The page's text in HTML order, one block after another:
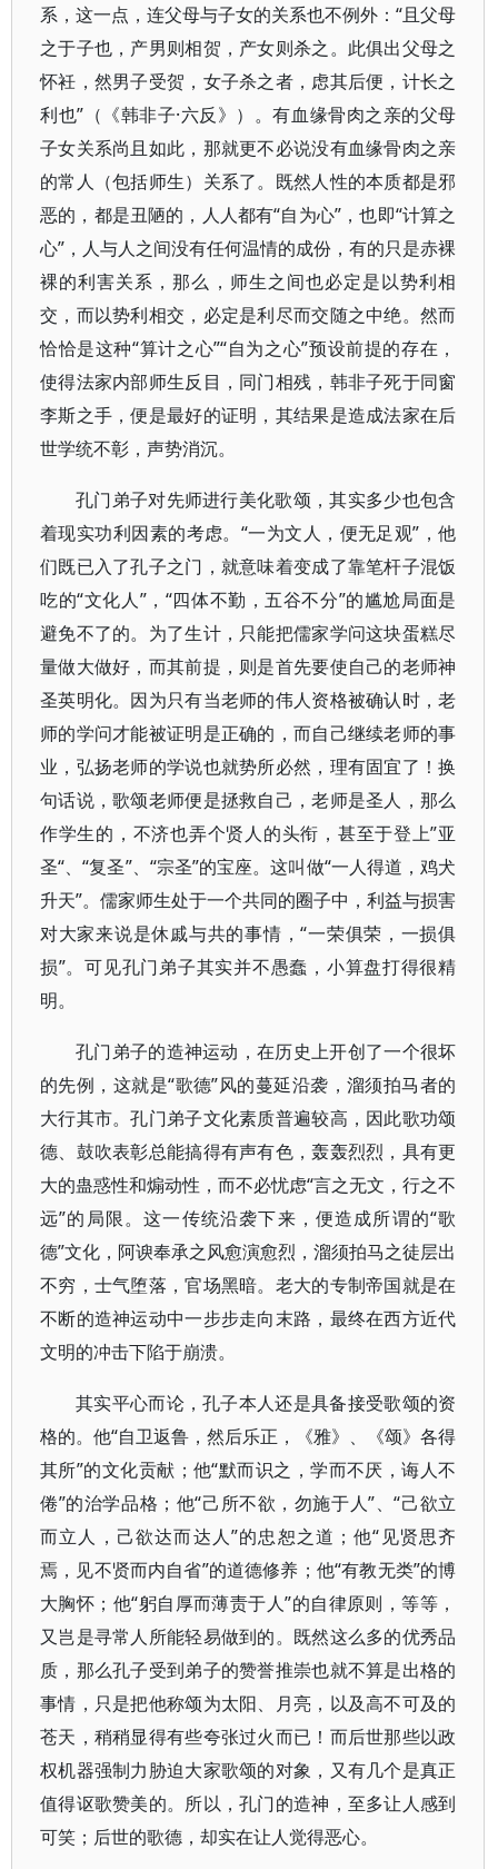
系，这一点，连父母与子女的关系也不例外：“且父母
之于子也，产男则相贺，产女则杀之。此俱出父母之
怀衽，然男子受贺，女子杀之者，虑其后便，计长之
利也”（《韩非子·六反》）。有血缘骨肉之亲的父母
子女关系尚且如此，那就更不必说没有血缘骨肉之亲
的常人（包括师生）关系了。既然人性的本质都是邪
恶的，都是丑陋的，人人都有“自为心”，也即“计算之
心”，人与人之间没有任何温情的成份，有的只是赤裸
裸的利害关系，那么，师生之间也必定是以势利相
交，而以势利相交，必定是利尽而交随之中绝。然而
恰恰是这种“算计之心”“自为之心”预设前提的存在，
使得法家内部师生反目，同门相残，韩非子死于同窗
李斯之手，便是最好的证明，其结果是造成法家在后
世学统不彰，声势消沉。
孔门弟子对先师进行美化歌颂，其实多少也包含
着现实功利因素的考虑。“一为文人，便无足观”，他
们既已入了孔子之门，就意味着变成了靠笔杆子混饭
吃的“文化人”，“四体不勤，五谷不分”的尴尬局面是
避免不了的。为了生计，只能把儒家学问这块蛋糕尽
量做大做好，而其前提，则是首先要使自己的老师神
圣英明化。因为只有当老师的伟人资格被确认时，老
师的学问才能被证明是正确的，而自己继续老师的事
业，弘扬老师的学说也就势所必然，理有固宜了！换
句话说，歌颂老师便是拯救自己，老师是圣人，那么
作学生的，不济也弄个贤人的头衔，甚至于登上”亚
圣“、“复圣”、“宗圣”的宝座。这叫做“一人得道，鸡犬
升天”。儒家师生处于一个共同的圈子中，利益与损害
对大家来说是休戚与共的事情，“一荣俱荣，一损俱
损”。可见孔门弟子其实并不愚蠢，小算盘打得很精
明。
孔门弟子的造神运动，在历史上开创了一个很坏
的先例，这就是“歌德”风的蔓延沿袭，溜须拍马者的
大行其市。孔门弟子文化素质普遍较高，因此歌功颂
德、鼓吹表彰总能搞得有声有色，轰轰烈烈，具有更
大的蛊惑性和煽动性，而不必忧虑“言之无文，行之不
远”的局限。这一传统沿袭下来，便造成所谓的“歌
德”文化，阿谀奉承之风愈演愈烈，溜须拍马之徒层出
不穷，士气堕落，官场黑暗。老大的专制帝国就是在
不断的造神运动中一步步走向末路，最终在西方近代
文明的冲击下陷于崩溃。
其实平心而论，孔子本人还是具备接受歌颂的资
格的。他“自卫返鲁，然后乐正，《雅》、《颂》各得
其所”的文化贡献；他“默而识之，学而不厌，诲人不
倦”的治学品格；他“己所不欲，勿施于人”、“己欲立
而立人，己欲达而达人”的忠恕之道；他“见贤思齐
焉，见不贤而内自省”的道德修养；他“有教无类”的博
大胸怀；他“躬自厚而薄责于人”的自律原则，等等，
又岂是寻常人所能轻易做到的。既然这么多的优秀品
质，那么孔子受到弟子的赞誉推崇也就不算是出格的
事情，只是把他称颂为太阳、月亮，以及高不可及的
苍天，稍稍显得有些夸张过火而已！而后世那些以政
权机器强制力胁迫大家歌颂的对象，又有几个是真正
值得讴歌赞美的。所以，孔门的造神，至多让人感到
可笑；后世的歌德，却实在让人觉得恶心。